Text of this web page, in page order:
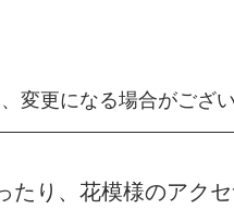
変更になる場合がござ
たり、花模様のアク